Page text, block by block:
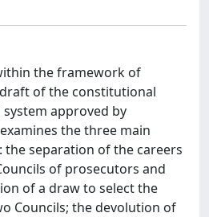
the framework of
of the constitutional
approved by
the three main
separation of the careers
of prosecutors and
of a draw to select the
Councils; the devolution of